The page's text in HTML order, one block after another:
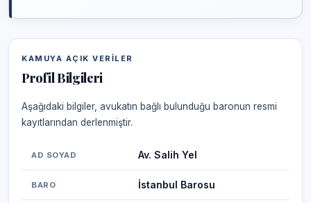
KAMUYA AÇIK VERILER
Profil Bilgileri
Aşağıdaki bilgiler, avukatın bağlı bulunduğu baronun resmi
kayıtlarından derlenmiştir.
AD SOYAD Av. Salih Yel
BARO İstanbul Barosu